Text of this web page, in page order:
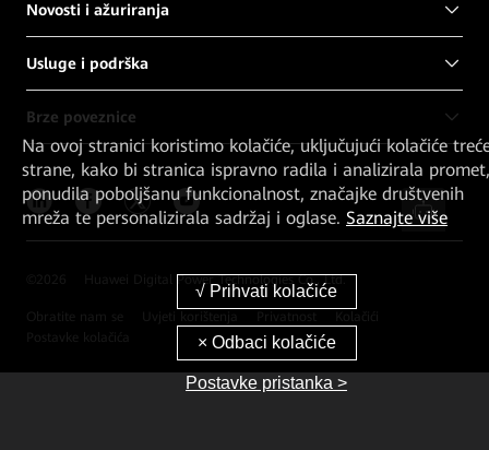
Novosti i ažuriranja
Usluge i podrška
Brze poveznice
Huawei Digital Power Technologies Co., Ltd.
Na ovoj stranici koristimo kolačiće, uključujući kolačiće
strane, kako bi stranica ispravno radila i analizirala promet,
ponudila poboljšanu funkcionalnost, značajke društvenih
mreža te personalizirala sadržaj i oglase. Saznajte više
Postavke pristanka >